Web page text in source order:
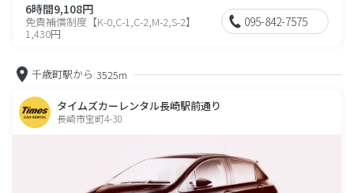
6時間9,108円
免責補償制度【K-0,C-1,C-2,M-2,S-2】
1,430円
095-842-7575
千歳町駅から 3525m
タイムズカーレンタル長崎駅前通り
長崎市宝町4-30